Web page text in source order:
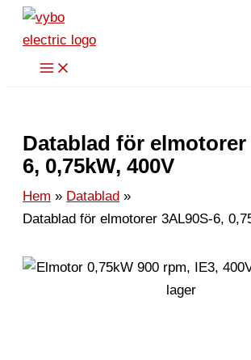
Hoppa
innehåll
Datablad för elmotorer
6, 0,75kW, 400V
Hem
Datablad
Datablad för elmotorer 3AL90S-6,